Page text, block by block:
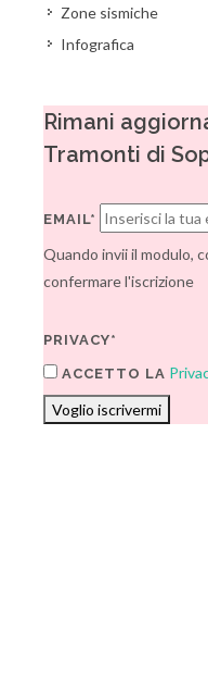
Zone sismiche
Infografica
Rimani
Tramonti di
EMAIL*
Quando invii il modulo,
confermare l'iscrizione
PRIVACY*
ACCETTO LA
Voglio iscrivermi